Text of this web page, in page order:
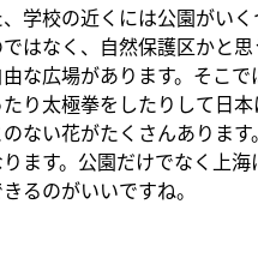
、学校の近くには公園がい
はなく、自然保護区かと
な広場があります。そこ
り太極拳をしたりして日
のない花がたくさんありま
ります。公園だけでなく上
るのがいいですね。